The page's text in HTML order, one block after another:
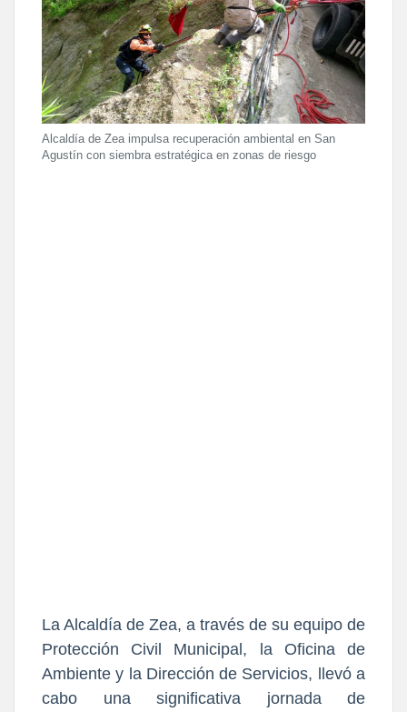
Alcaldía de Zea impulsa recuperación ambiental en San
Agustín con siembra estratégica en zonas de riesgo
La Alcaldía de Zea, a través de su equipo de
Protección Civil Municipal, la Oficina de
Ambiente y la Dirección de Servicios, llevó a
cabo una significativa jornada de